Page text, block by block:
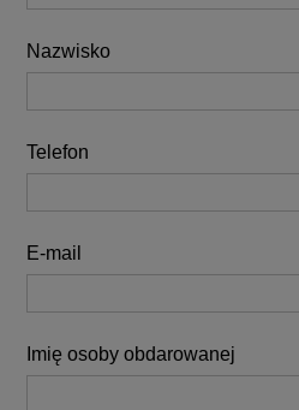
Nazwisko
Telefon
E-mail
Imię osoby obdarowanej